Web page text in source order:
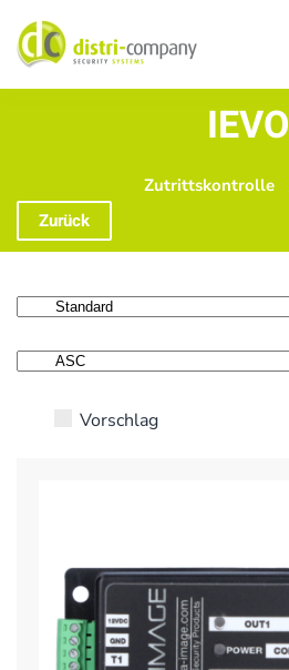
Skip to main content
IEVO
Zutrittskontrolle
Zurück
Vorschlag